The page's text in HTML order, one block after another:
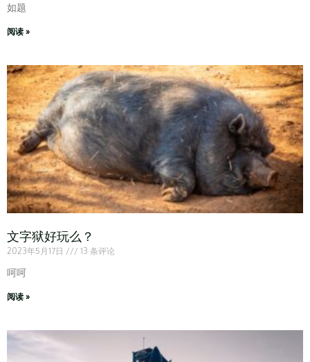
如题
阅读 »
文字狱好玩么？
2023年5月17日 13 条评论
呵呵
阅读 »